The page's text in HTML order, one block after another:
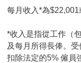
每月收入*為
*收入是指從工作（
及每月所得長俸。
扣除法定的5% 僱員